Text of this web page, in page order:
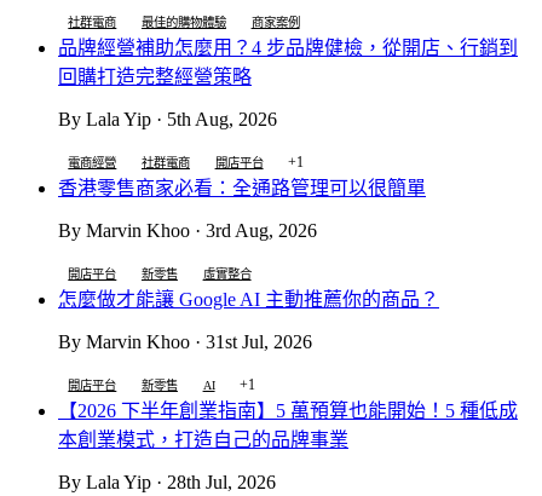
社群電商 最佳的購物體驗 商家案例
品牌經營補助怎麼用？4 步品牌健檢，從開店、行銷到
回購打造完整經營策略
By Lala Yip · 5th Aug, 2026
電商經營 社群電商 開店平台 +1
香港零售商家必看：全通路管理可以很簡單
By Marvin Khoo · 3rd Aug, 2026
開店平台 新零售 虛實整合
怎麼做才能讓 Google AI 主動推薦你的商品？
By Marvin Khoo · 31st Jul, 2026
開店平台 新零售 AI +1
【2026 下半年創業指南】5 萬預算也能開始！5 種低成
本創業模式，打造自己的品牌事業
By Lala Yip · 28th Jul, 2026